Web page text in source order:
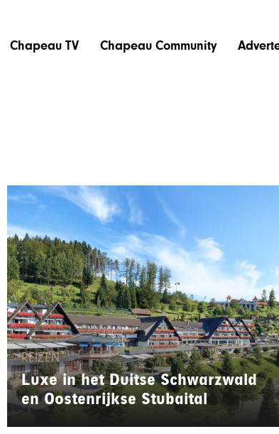
Chapeau TV Chapeau Community
REIZEN
Luxe in het Duitse Schwarzwald
en Oostenrijkse Stubaital